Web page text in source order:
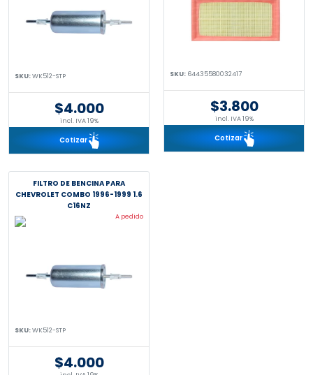
SKU:WK512-STP
$4.000
incl. IVA 19%
Cotizar
SKU: 64435580032417
$3.800
incl. IVA 19%
Cotizar
FILTRO DE BENCINA PARA
CHEVROLET COMBO 1996-1999 1.6
C16NZ
A pedido
SKU:WK512-STP
$4.000